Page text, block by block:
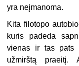
yra neįmanoma.
Kita filotopo
kuris padeda
vienas ir tas pats
užmirštą praeitį.